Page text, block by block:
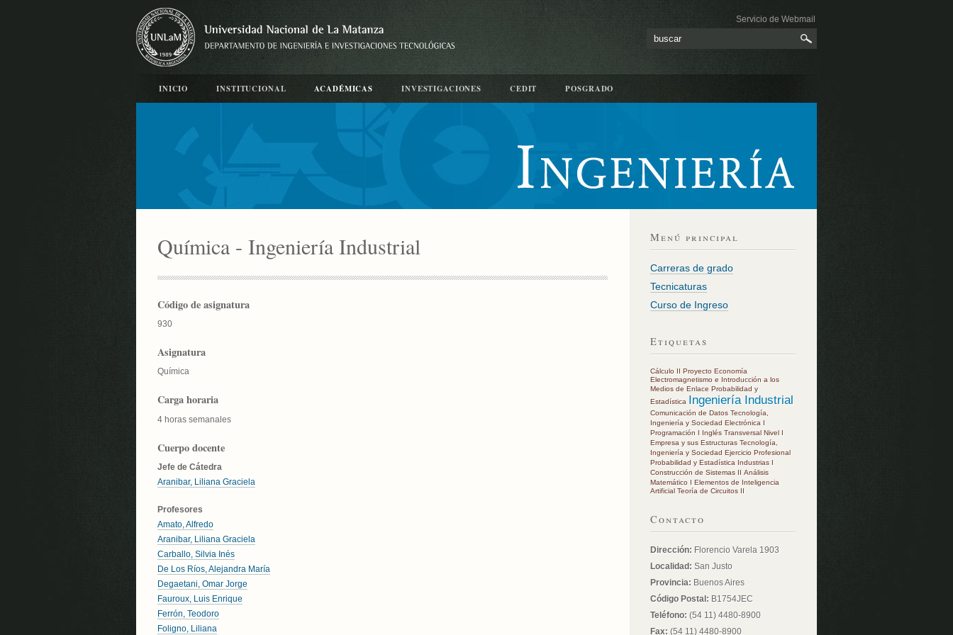
Servicio de Webmail
INICIO INSTITUCIONAL ACADÉMICAS INVESTIGACIONES CEDIT POSGRADO
Química - Ingeniería Industrial
Código de asignatura
930
Asignatura
Química
Carga horaria
4 horas semanales
Cuerpo docente
Jefe de Cátedra
Aranibar, Liliana Graciela
Profesores
Amato, Alfredo
Aranibar, Liliana Graciela
Carballo, Silvia Inés
De Los Ríos, Alejandra María
Degaetani, Omar Jorge
Fauroux, Luis Enrique
Ferrón, Teodoro
Foligno, Liliana
Menú principal
Carreras de grado
Tecnicaturas
Curso de Ingreso
Etiquetas
Cálculo II Proyecto Economía
Electromagnetismo e Introducción a los
Medios de Enlace Probabilidad y
Estadística Ingeniería Industrial
Comunicación de Datos Tecnología,
Ingeniería y Sociedad Electrónica I
Programación I Inglés Transversal Nivel I
Empresa y sus Estructuras Tecnología,
Ingeniería y Sociedad Ejercicio Profesional
Probabilidad y Estadística Industrias I
Construcción de Sistemas II Análisis
Matemático I Elementos de Inteligencia
Artificial Teoría de Circuitos II
Contacto
Dirección: Florencio Varela 1903
Localidad: San Justo
Provincia: Buenos Aires
Código Postal: B1754JEC
Teléfono: (54 11) 4480-8900
Fax: (54 11) 4480-8900